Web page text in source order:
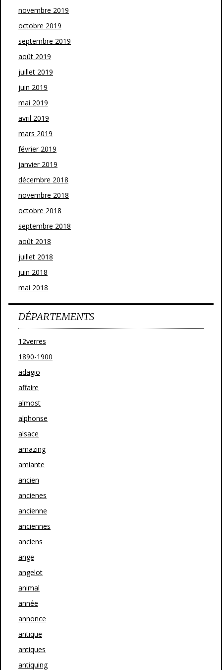
novembre 2019
octobre 2019
septembre 2019
août 2019
juillet 2019
juin 2019
mai 2019
avril 2019
mars 2019
février 2019
janvier 2019
décembre 2018
novembre 2018
octobre 2018
septembre 2018
août 2018
juillet 2018
juin 2018
mai 2018
DÉPARTEMENTS
12verres
1890-1900
adagio
affaire
almost
alphonse
alsace
amazing
amiante
ancien
ancienes
ancienne
anciennes
anciens
ange
angelot
animal
année
annonce
antique
antiques
antiquing